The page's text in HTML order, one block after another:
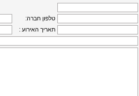
:טלפון חברה
: תאריך האירוע